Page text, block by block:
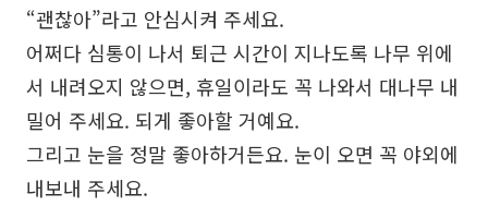
“괜찮아”라고 안심시켜 주세요.
어쩌다 심통이 나서 퇴근 시간이 지나도록 나무 위에
서 내려오지 않으면, 휴일이라도 꼭 나와서 대나무 내
밀어 주세요. 되게 좋아할 거예요.
그리고 눈을 정말 좋아하거든요. 눈이 오면 꼭 야외에
내보내 주세요.